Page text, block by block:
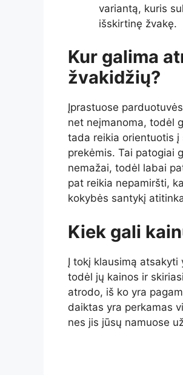
variantą, kuris
išskirtinę žvakę.
Kur galima
žvakidžių?
Įprastuose
net neįmanoma, todėl
tada reikia orientuotis
prekėmis. Tai patogiai
nemažai, todėl labai
pat reikia nepamiršti,
kokybės santykį
Kiek gali
Į tokį klausimą atsakyti
todėl jų kainos ir
atrodo, iš ko yra
daiktas yra perkamas
nes jis jūsų namuose